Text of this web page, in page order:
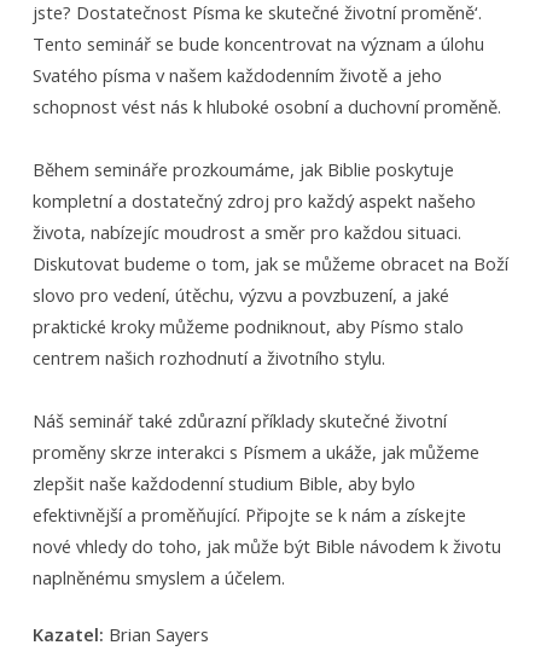
jste? Dostatečnost Písma ke skutečné životní proměně‘.
Tento seminář se bude koncentrovat na význam a úlohu
Svatého písma v našem každodenním životě a jeho
schopnost vést nás k hluboké osobní a duchovní proměně.
Během semináře prozkoumáme, jak Biblie poskytuje
kompletní a dostatečný zdroj pro každý aspekt našeho
života, nabízejíc moudrost a směr pro každou situaci.
Diskutovat budeme o tom, jak se můžeme obracet na Boží
slovo pro vedení, útěchu, výzvu a povzbuzení, a jaké
praktické kroky můžeme podniknout, aby Písmo stalo
centrem našich rozhodnutí a životního stylu.
Náš seminář také zdůrazní příklady skutečné životní
proměny skrze interakci s Písmem a ukáže, jak můžeme
zlepšit naše každodenní studium Bible, aby bylo
efektivnější a proměňující. Připojte se k nám a získejte
nové vhledy do toho, jak může být Bible návodem k životu
naplněnému smyslem a účelem.
Kazatel: Brian Sayers